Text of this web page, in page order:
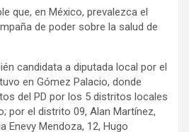
que, en México, prevalezca el
de poder sobre la salud de
candidata a diputada local por el
en Gómez Palacio, donde
del PD por los 5 distritos locales
por el distrito 09, Alan Martínez,
Enevy Mendoza, 12, Hugo